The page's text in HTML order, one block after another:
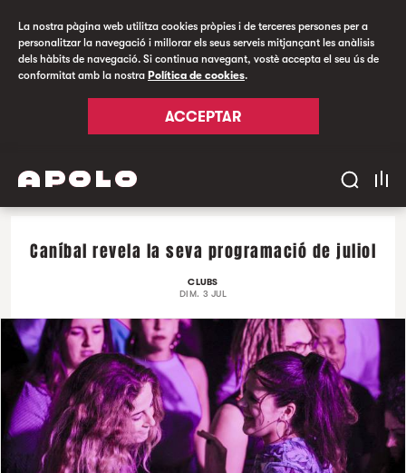
La nostra pàgina web utilitza cookies pròpies i de terceres persones per a
personalitzar la navegació i millorar els seus serveis mitjançant les anàlisis
dels hàbits de navegació. Si continua navegant, vostè accepta el seu ús de
conformitat amb la nostra Política de cookies.
ACCEPTAR
Caníbal revela la seva programació de juliol
CLUBS
DIM. 3 JUL